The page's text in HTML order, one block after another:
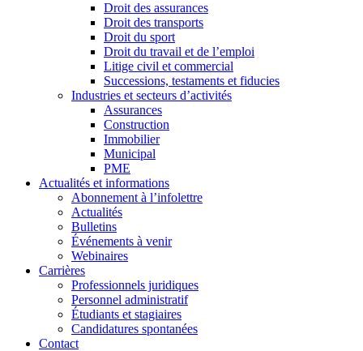
Droit des assurances
Droit des transports
Droit du sport
Droit du travail et de l’emploi
Litige civil et commercial
Successions, testaments et fiducies
Industries et secteurs d’activités
Assurances
Construction
Immobilier
Municipal
PME
Actualités et informations
Abonnement à l’infolettre
Actualités
Bulletins
Événements à venir
Webinaires
Carrières
Professionnels juridiques
Personnel administratif
Étudiants et stagiaires
Candidatures spontanées
Contact